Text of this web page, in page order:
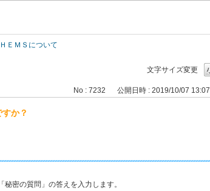
ＥＭＳについて
文字サイズ変更
No : 7232 公開日時 : 2019/10/07 13:07
か？
密の質問」の答えを入力します。